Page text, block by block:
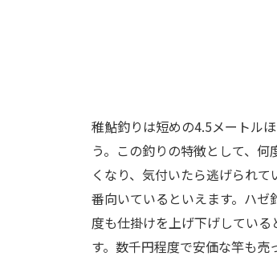
稚鮎釣りは短めの4.5メートル
う。この釣りの特徴として、
くなり、気付いたら逃げられ
番向いているといえます。ハ
度も仕掛けを上げ下げしてい
す。数千円程度で安価な竿も売